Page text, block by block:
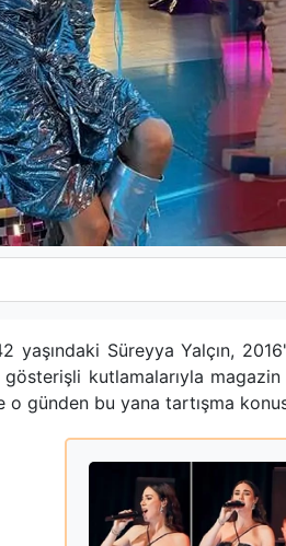
yaşındaki Süreyya Yalçın,
kutlamalarıyla magazin
günden bu yana tartışma